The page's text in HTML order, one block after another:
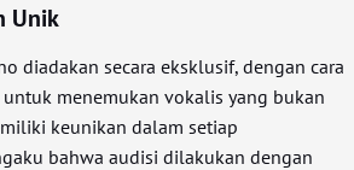
Unik
diadakan secara eksklusif, dengan cara
menemukan vokalis yang bukan
keunikan dalam setiap
bahwa audisi dilakukan dengan